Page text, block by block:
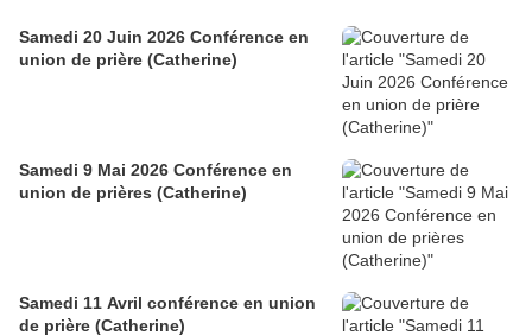
Samedi 20 Juin 2026 Conférence en
union de prière (Catherine)
Samedi 9 Mai 2026 Conférence en
union de prières (Catherine)
Samedi 11 Avril conférence en union
de prière (Catherine)